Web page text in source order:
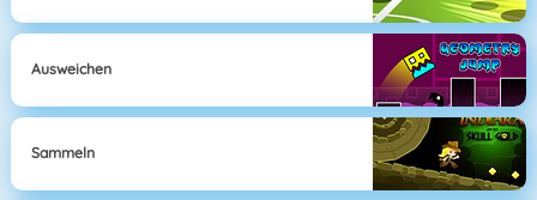
Ausweichen
Sammeln